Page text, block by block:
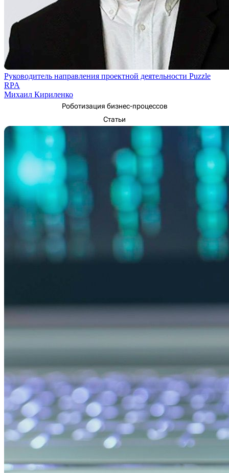
Руководитель направления проектной деятельности Puzzle
RPA
Михаил Кириленко
Роботизация бизнес-процессов
Статьи